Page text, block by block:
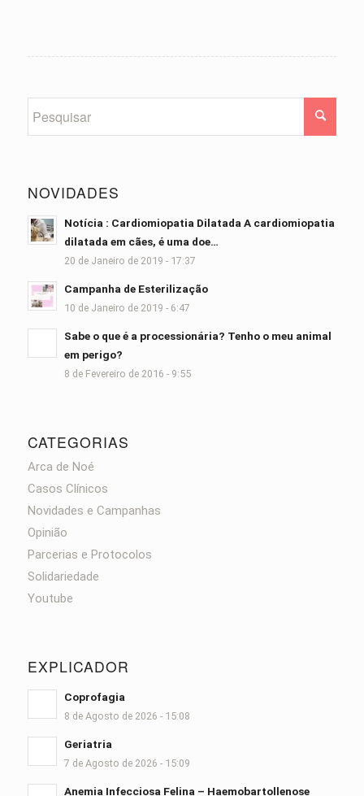
NOVIDADES
Notícia : Cardiomiopatia Dilatada A cardiomiopatia
dilatada em cães, é uma doe…
20 de Janeiro de 2019 - 17:37
Campanha de Esterilização
10 de Janeiro de 2019 - 6:47
Sabe o que é a processionária? Tenho o meu animal
em perigo?
8 de Fevereiro de 2016 - 9:55
CATEGORIAS
Arca de Noé
Casos Clínicos
Novidades e Campanhas
Opinião
Parcerias e Protocolos
Solidariedade
Youtube
EXPLICADOR
Coprofagia
8 de Agosto de 2026 - 15:08
Geriatria
7 de Agosto de 2026 - 15:09
Anemia Infecciosa Felina – Haemobartollenose